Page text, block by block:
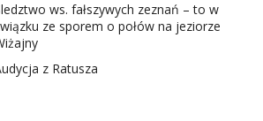
ws. fałszywych zeznań – to w
ze sporem o połów na jeziorze
z Ratusza